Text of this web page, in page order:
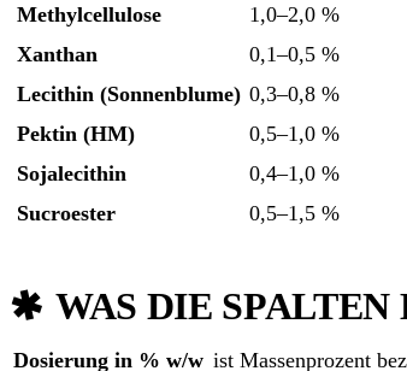
Methylcellulose
1,0–2,0 %
Xanthan
0,1–0,5 %
Lecithin (Sonnenblume) 0,3–0,8 %
Pektin (HM)
0,5–1,0 %
Sojalecithin
0,4–1,0 %
Sucroester
0,5–1,5 %
WAS DIE
Dosierung in % w/w ist Massenprozent